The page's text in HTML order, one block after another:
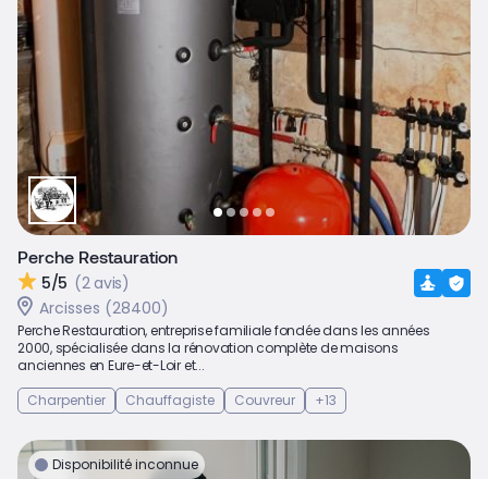
Perche Restauration
5/5 (2 avis)
Arcisses (28400)
Perche Restauration, entreprise familiale fondée dans les années
2000, spécialisée dans la rénovation complète de maisons
anciennes en Eure-et-Loir et...
Charpentier
Chauffagiste Couvreur +13
Disponibilité inconnue